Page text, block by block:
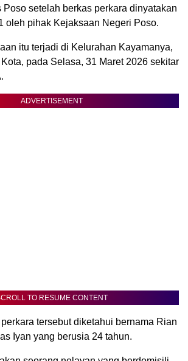
Poso setelah berkas perkara dinyatakan
oleh pihak Kejaksaan Negeri Poso.
itu terjadi di Kelurahan Kayamanya,
pada Selasa, 31 Maret 2026 sekitar
ADVERTISEMENT
TO RESUME CONTENT
tersebut diketahui bernama Rian
Iyan yang berusia 24 tahun.